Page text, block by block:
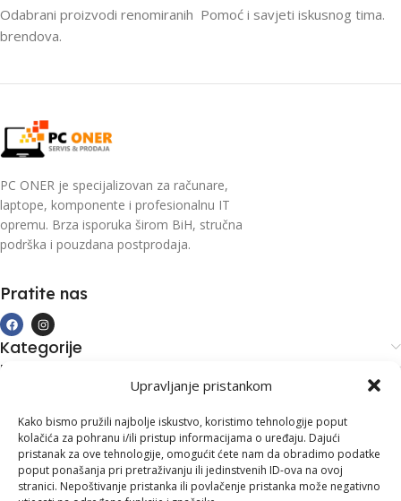
Upravljanje pristankom
Kako bismo pružili najbolje iskustvo, koristimo tehnologije poput
kolačića za pohranu i/ili pristup informacijama o uređaju. Dajući
pristanak za ove tehnologije, omogućit ćete nam da obradimo podatke
poput ponašanja pri pretraživanju ili jedinstvenih ID-ova na ovoj
stranici. Nepoštivanje pristanka ili povlačenje pristanka može negativno
Odabrani proizvodi renomiranih
brendova.
Pomoć i savjeti iskusnog tima.
PC ONER je specijalizovan za računare,
laptope, komponente i profesionalnu IT
opremu. Brza isporuka širom BiH, stručna
podrška i pouzdana postprodaja.
Pratite nas
Kategorije
Kupovina i podrška
Kontakt informacije
Branilaca Bosne, 75 300 Lukavac
+387 35 555 999